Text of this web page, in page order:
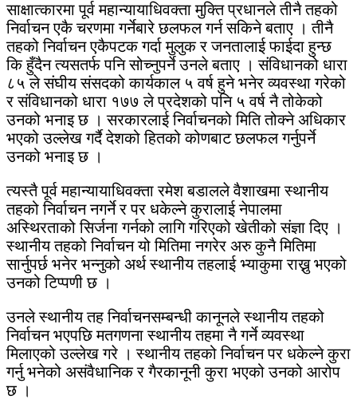
साक्षात्कारमा पूर्व महान्यायाधिवक्ता मुक्ति प्रधानले तीनै तहको
निर्वाचन एकै चरणमा गर्नेबारे छलफल गर्न सकिने बताए । तीनै
तहको निर्वाचन एकैपटक गर्दा मुलुक र जनतालाई फाईदा हुन्छ
कि हुँदैन त्यसतर्फ पनि सोच्नुपर्ने उनले बताए । संविधानको धारा
८५ ले संघीय संसदको कार्यकाल ५ वर्ष हुने भनेर व्यवस्था गरेको
र संविधानको धारा १७७ ले प्रदेशको पनि ५ वर्ष नै तोकेको
उनको भनाइ छ । सरकारलाई निर्वाचनको मिति तोक्ने अधिकार
भएको उल्लेख गर्दै देशको हितको कोणबाट छलफल गर्नुपर्ने
उनको भनाइ छ ।
त्यस्तै पूर्व महान्यायाधिवक्ता रमेश बडालले वैशाखमा स्थानीय
तहको निर्वाचन नगर्ने र पर धकेल्ने कुरालाई नेपालमा
अस्थिरताको सिर्जना गर्नको लागि गरिएको खेतीको संज्ञा दिए ।
स्थानीय तहको निर्वाचन यो मितिमा नगरेर अरु कुनै मितिमा
सार्नुपर्छ भनेर भन्नुको अर्थ स्थानीय तहलाई भ्याकुमा राख्नु भएको
उनको टिप्पणी छ ।
उनले स्थानीय तह निर्वाचनसम्बन्धी कानूनले स्थानीय तहको
निर्वाचन भएपछि मतगणना स्थानीय तहमा नै गर्ने व्यवस्था
मिलाएको उल्लेख गरे । स्थानीय तहको निर्वाचन पर धकेल्ने कुरा
गर्नु भनेको असंवैधानिक र गैरकानूनी कुरा भएको उनको आरोप
छ ।